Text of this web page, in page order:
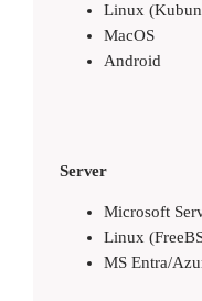
Linux
MacOS
Android
Server
Microsoft
Linux
MS Entra/